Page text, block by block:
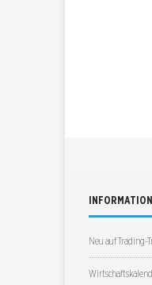
Neu auf Trading-